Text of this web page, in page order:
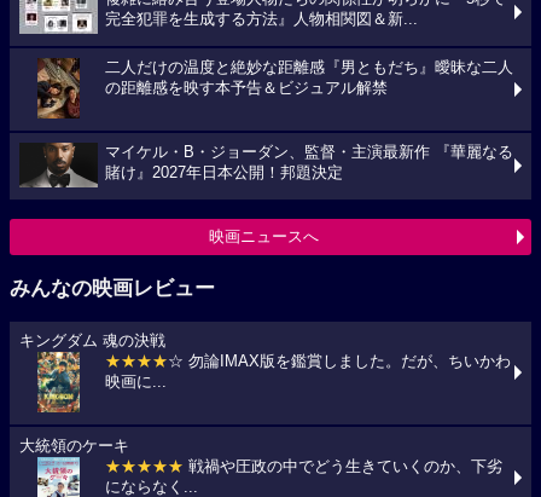
完全犯罪を生成する方法』人物相関図＆新...
二人だけの温度と絶妙な距離感『男ともだち』曖昧な二人
の距離感を映す本予告＆ビジュアル解禁
マイケル・B・ジョーダン、監督・主演最新作 『華麗なる
賭け』2027年日本公開！邦題決定
映画ニュースへ
みんなの映画レビュー
キングダム 魂の決戦
★★★★☆ 勿論IMAX版を鑑賞しました。だが、ちいかわ
映画に...
大統領のケーキ
★★★★★ 戦禍や圧政の中でどう生きていくのか、下劣
にならなく...